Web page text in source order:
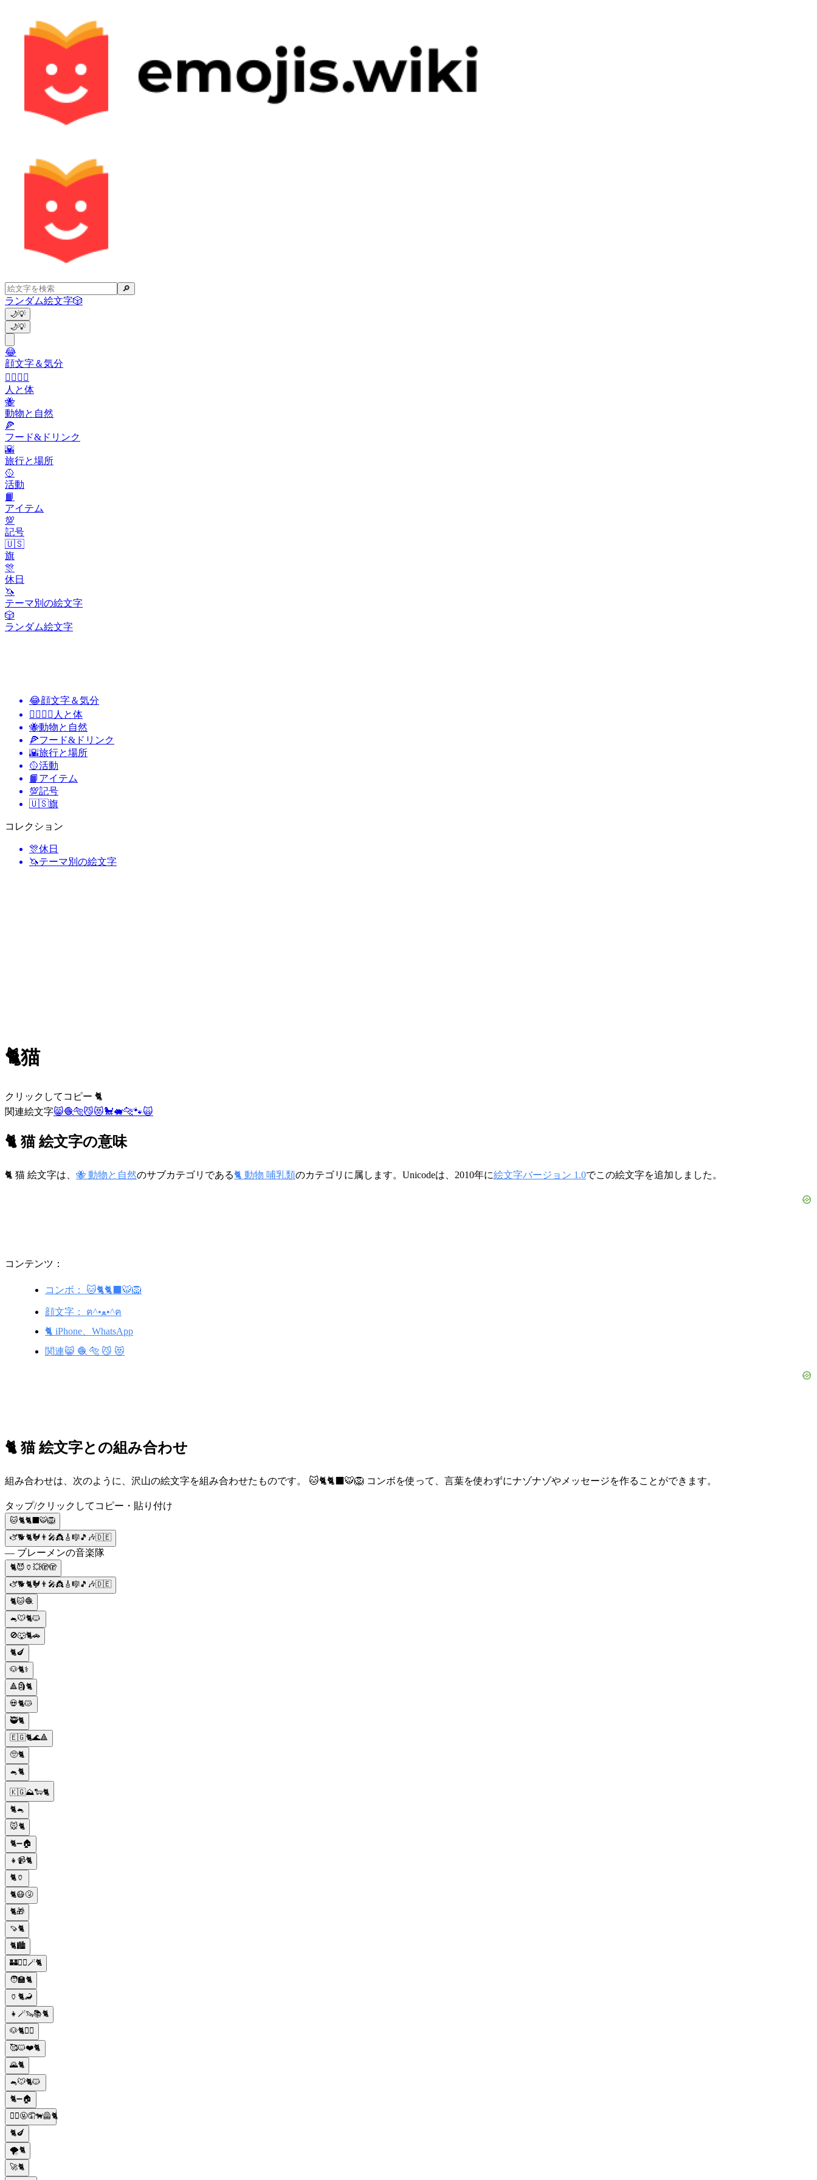
🔎
ランダム絵文字🎲
🌙💡
🌙💡
😂
顔文字＆気分
👩‍❤️‍💋‍👨
人と体
🐝
動物と自然
🍕
フード&ドリンク
🌇
旅行と場所
🥎
活動
📙
アイテム
💯
記号
🇺🇸
旗
🎊
休日
🦄
テーマ別の絵文字
🎲
ランダム絵文字
😂顔文字＆気分
👩‍❤️‍💋‍👨 人と体
🐝動物と自然
🍕フード&ドリンク
🌇旅行と場所
🥎活動
📙 アイテム
💯記号
🇺🇸旗
コレクション
🎊休日
🦄テーマ別の絵文字
🐈猫
クリックしてコピー 🐈
関連絵文字😸🧶🐅😼😻🐩🐖🐆🐾🙀
🐈 猫 絵文字の意味
🐈 猫 絵文字は、 🐝 動物と自然のサブカテゴリである🐈 動物 哺乳類のカテゴリに属します。Unicodeは、2010年に絵文字バージョン 1.0でこの絵文字を追加しました。
コンテンツ：
コンボ： 🐱🐈🐈‍⬛🐯🦁
顔文字： ฅ^•ﻌ•^ฅ
🐈 iPhone、WhatsApp
関連😸 🧶 🐅 😼 😻
🐈 猫 絵文字との組み合わせ
組み合わせは、次のように、沢山の絵文字を組み合わせたものです。 🐱🐈🐈‍⬛🐯🦁 コンボを使って、言葉を使わずにナゾナゾやメッセージを作ることができます。
タップ/クリックしてコピー・貼り付け
🐱🐈🐈‍⬛🐯🦁
🫏🐕🐈🐓👨‍🎤👸🎸🎼🎵🎶🇩🇪
— ブレーメンの音楽隊
🐈😈🏺💥🫣🫣
🫏🐕🐈🐓👨‍🎤👸🎸🎼🎵🎶🇩🇪
🐈🐱🧶
🐁🐭🐈🐱
🚫🐺🐈🚗
🐈🍆
🐶🐈⚕️
🔺🗿🐈
💀🐈😿
🥷🐈
🇪🇬🐈🌊🔺
🥺🐈
🐁🐈
🇰🇬⛰️🐑🐈
🐈🐁
🐭🐈
🐈➖🏠
👧📹🐈
🐈🏺
🐈😷🤧
🐈🎁
🍠🐈
🐈🏙
🏰🧙‍♀️🪄🐈
🧑🏫🐈
🏺🐈🦂
👧🪄🦦📚🐈
🐶🐈👨‍⚕️
🥰🐱❤️🐈
🌄🐈
🐁🐭🐈🐱
🐈➖🏠
🤦‍♂️🤬🤦🐕‍🦺🐈
🐈🍆
🌪️🐈
🚀🐈